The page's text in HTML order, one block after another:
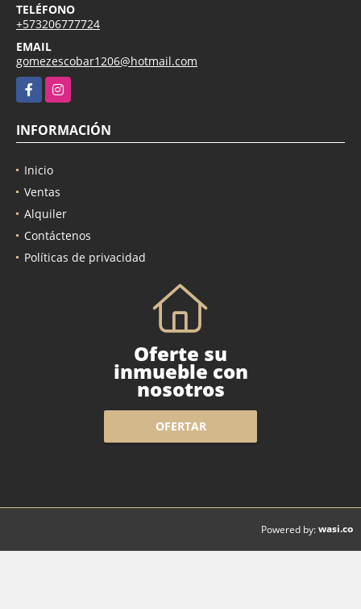
TELÉFONO
+573206777724
EMAIL
gomezescobar1206@hotmail.com
FacebookInstagram
INFORMACIÓN
Inicio
Ventas
Alquiler
Contáctenos
Políticas de privacidad
Oferte su
inmueble con
nosotros
OFERTAR
Powered by:wasi.co